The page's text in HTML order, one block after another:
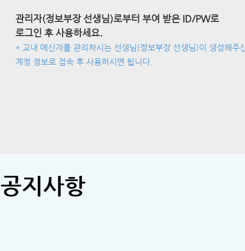
관리자(정보부장 선생님)로부터 부여 받은 ID/PW로
로그인 후 사용하세요.
* 교내 메신저를 관리하시는 선생님(정보부장 선생님)이 생성해주신
계정 정보로 접속 후 사용하시면 됩니다.
공지사항